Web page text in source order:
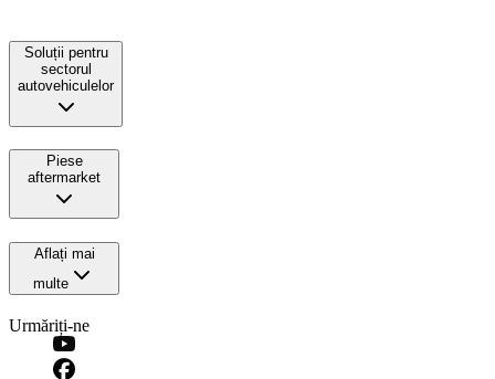
Soluții pentru
sectorul
autovehiculelor
Piese
aftermarket
Aflați mai
multe
Urmăriți-ne